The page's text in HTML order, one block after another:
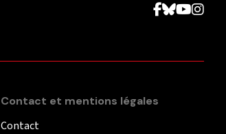
Contact et mentions légales
Contact